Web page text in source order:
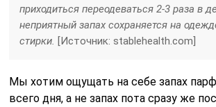
приходиться переодеваться 2-3 раза в
неприятный запах сохраняется на
стирки. [Источник: stablehealth.com]
Мы хотим ощущать на себе запах
всего дня, а не запах пота сразу же